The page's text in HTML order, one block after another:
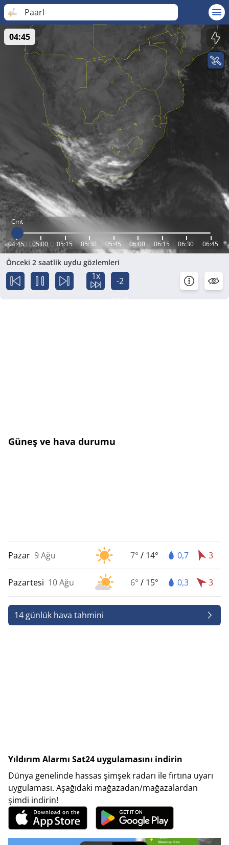
Paarl
Cmt
04:45 05:00 05:15 05:30 05:45 06:00 06:15 06:30 06:45
04:45
Önceki 2 saatlik uydu gözlemleri
1x
-2
Güneş ve hava durumu
Pazar 9 Ağu 7° / 14° 0,7 3
Pazartesi 10 Ağu 6° / 15° 0,3 3
14 günlük hava tahmini
Yıldırım Alarmı Sat24 uygulamasını indirin
Dünya genelinde hassas şimşek radarı ile fırtına uyarı
uygulaması. Aşağıdaki mağazadan/mağazalardan
şimdi indirin!